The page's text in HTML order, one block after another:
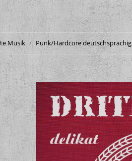
Musik Punk/Hardcore deutschsprachig